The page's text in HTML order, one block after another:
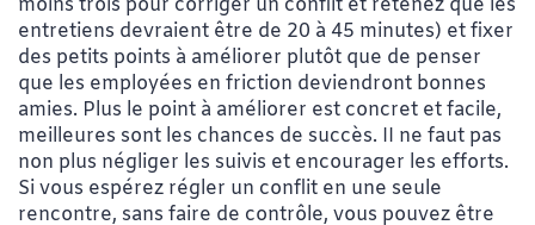
moins trois pour corriger un conflit et retenez que les
entretiens devraient être de 20 à 45 minutes) et fixer
des petits points à améliorer plutôt que de penser
que les employées en friction deviendront bonnes
amies. Plus le point à améliorer est concret et facile,
meilleures sont les chances de succès. II ne faut pas
non plus négliger les suivis et encourager les efforts.
Si vous espérez régler un conflit en une seule
rencontre, sans faire de contrôle, vous pouvez être